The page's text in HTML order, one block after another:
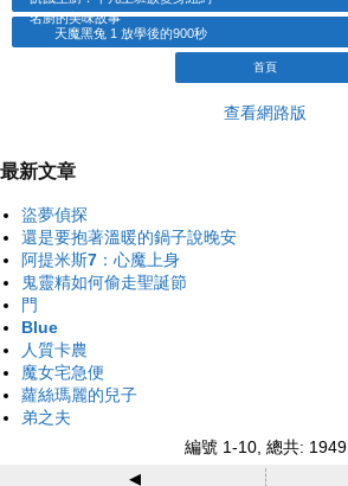
名廚的美味故事
天魔黑兔 1 放學後的900秒
首頁
查看網路版
最新文章
盜夢偵探
還是要抱著溫暖的鍋子說晚安
阿提米斯7：心魔上身
鬼靈精如何偷走聖誕節
門
Blue
人質卡農
魔女宅急便
蘿絲瑪麗的兒子
弟之夫
編號 1-10, 總共: 1949
◂